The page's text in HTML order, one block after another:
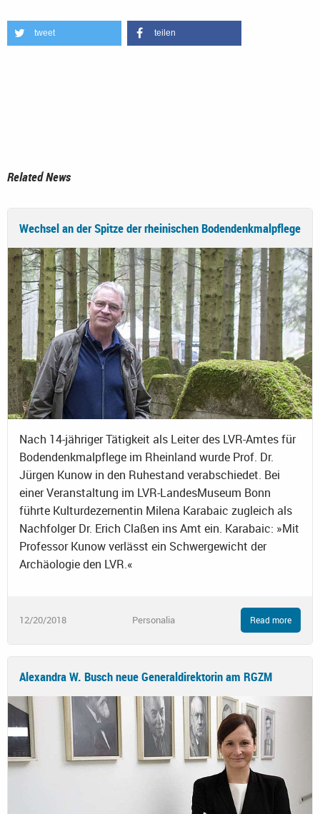
tweet teilen
Related News
Wechsel an der Spitze der rheinischen Bodendenkmalpflege
Nach 14-jähriger Tätigkeit als Leiter des LVR-Amtes für
Bodendenkmalpflege im Rheinland wurde Prof. Dr.
Jürgen Kunow in den Ruhestand verabschiedet. Bei
einer Veranstaltung im LVR-LandesMuseum Bonn
führte Kulturdezernentin Milena Karabaic zugleich als
Nachfolger Dr. Erich Claßen ins Amt ein. Karabaic: »Mit
Professor Kunow verlässt ein Schwergewicht der
Archäologie den LVR.«
12/20/2018 Personalia Read more
Alexandra W. Busch neue Generaldirektorin am RGZM